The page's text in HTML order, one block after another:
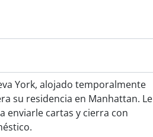
York, alojado temporalmente
su residencia en Manhattan. Le
enviarle cartas y cierra con